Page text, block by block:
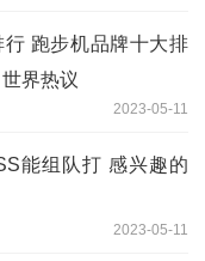
跑步机品牌十大排
界热议
2023-05-11
能组队打 感兴趣的
2023-05-11